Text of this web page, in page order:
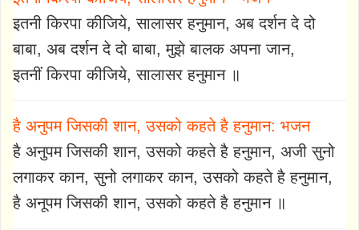
इतनी किरपा कीजिये, सालासर हनुमान, अब दर्शन दे दो
बाबा, अब दर्शन दे दो बाबा, मुझे बालक अपना जान,
इतनीं किरपा कीजिये, सालासर हनुमान ॥
है अनुपम जिसकी शान, उसको कहते है हनुमान: भजन
है अनुपम जिसकी शान, उसको कहते है हनुमान, अजी सुनो
लगाकर कान, सुनो लगाकर कान, उसको कहते है हनुमान,
है अनूपम जिसकी शान, उसको कहते है हनुमान ॥